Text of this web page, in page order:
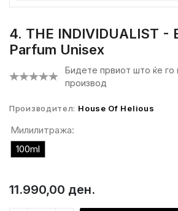
4. THE INDIVIDUALIST -
Parfum Unisex
Бидете првиот што ќе го
производ
Производител: House Of Helious
Милилитража:
100ml
11.990,00 ден.